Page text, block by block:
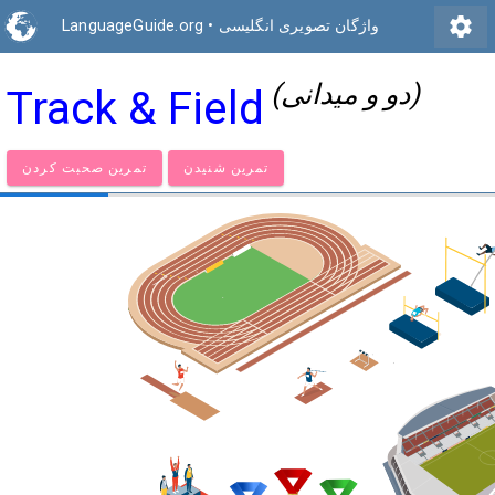
LanguageGuide.org • واژگان تصویری انگلیسی settings
Track & Field (دو و میدانی)
تمرین صحبت کردن تمرین شنیدن